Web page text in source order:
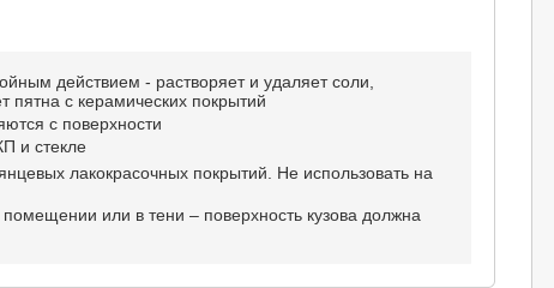
действием - растворяет и удаляет соли,
пятна с керамических покрытий
с поверхности
и стекле
лакокрасочных покрытий. Не использовать на
или в тени – поверхность кузова должна